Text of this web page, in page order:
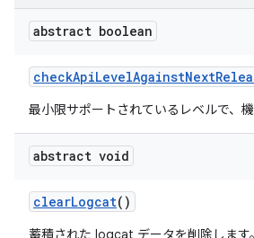
abstract boolean
checkApiLevelAgainstNext
最小限サポートされているレベルで、
abstract void
clearLogcat()
蓄積された logcat データを削除します。